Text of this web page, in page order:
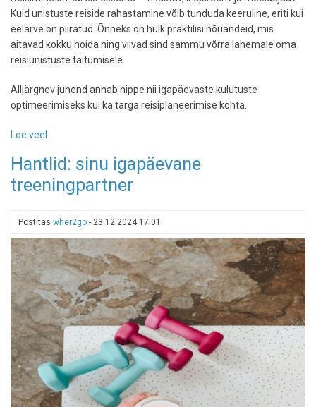
Kuid unistuste reiside rahastamine võib tunduda keeruline, eriti kui
eelarve on piiratud. Õnneks on hulk praktilisi nõuandeid, mis
aitavad kokku hoida ning viivad sind sammu võrra lähemale oma
reisiunistuste täitumisele.
Alljärgnev juhend annab nippe nii igapäevaste kulutuste
optimeerimiseks kui ka targa reisiplaneerimise kohta.
Loe veel
säästunipid:
kuidas
nutikalt
koguda
ja
rännates
kokku
hoida?
Hantlid: sinu igapäevane
treeningpartner
Postitas wher2go - 23.12.2024 17:01